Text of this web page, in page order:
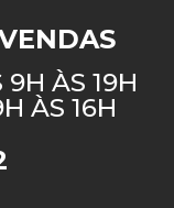
9H ÀS 19H
ÀS 16H